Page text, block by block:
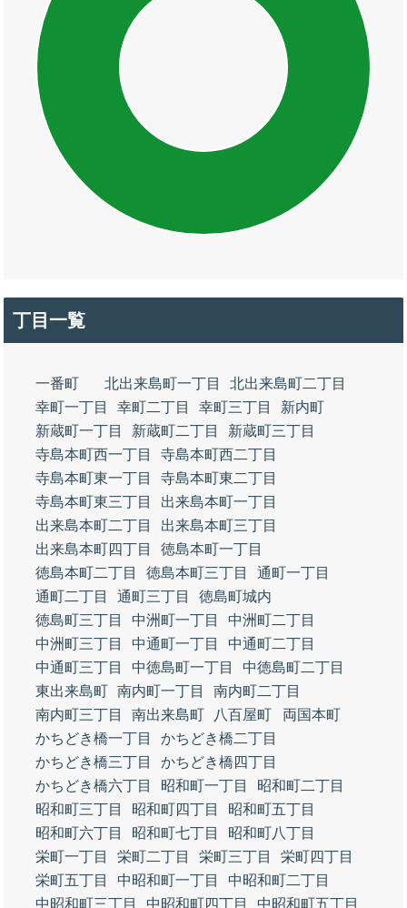
丁目一覧
一番町 北出来島町一丁目
北出来島町二丁目
幸町一丁目
幸町二丁目 幸町三丁目
新内町
新蔵町一丁目
新蔵町二丁目
新蔵町三丁目
寺島本町西一丁目
寺島本町西二丁目
寺島本町東一丁目
寺島本町東二丁目
寺島本町東三丁目
出来島本町一丁目
出来島本町二丁目
出来島本町三丁目
出来島本町四丁目
徳島本町一丁目
徳島本町二丁目
徳島本町三丁目
通町一丁目
通町二丁目
通町三丁目
徳島町城内
徳島町三丁目
中洲町一丁目
中洲町二丁目
中洲町三丁目
中通町一丁目
中通町二丁目
中通町三丁目
中徳島町一丁目
中徳島町二丁目
東出来島町 南内町一丁目
南内町二丁目
南内町三丁目
南出来島町 八百屋町
両国本町
かちどき橋一丁目
かちどき橋二丁目
かちどき橋三丁目
かちどき橋四丁目
かちどき橋六丁目
昭和町一丁目
昭和町二丁目
昭和町三丁目
昭和町四丁目
昭和町五丁目
昭和町六丁目
昭和町七丁目
昭和町八丁目
栄町一丁目
栄町二丁目 栄町三丁目
栄町四丁目
栄町五丁目
中昭和町一丁目
中昭和町二丁目
中昭和町三丁目
中昭和町四丁目
中昭和町五丁目